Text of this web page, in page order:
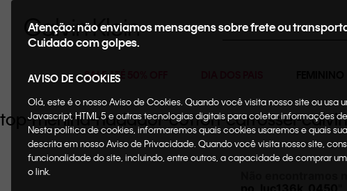
Buscar
SALE ATÉ 50% OFF
Atenção: não enviamos mensagens sobre frete ou
Cuidado com golpes.
AVISO DE COOKIES
Olá, este é o nosso Aviso de Cookies. Quando você visita nosso site ou
Javascript, HTML 5 e outras tecnologias digitais para coletar informações
Nesta política de cookies, informaremos quais cookies usaremos e quais
descrita em nosso Aviso de Privacidade. Quando você visita nosso site,
funcionalidade do site, incluindo, entre outros, a capacidade de comprar
o link.
top-menina-nadador-cotton-carrossel-